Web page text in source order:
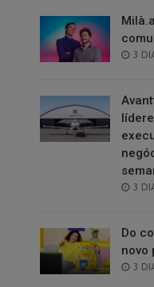
3
3
Do
novo
3